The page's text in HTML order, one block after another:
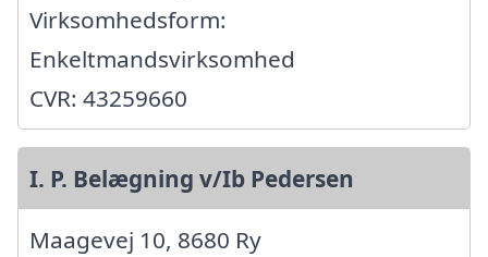
Virksomhedsform:
Enkeltmandsvirksomhed
CVR: 43259660
I. P. Belægning v/Ib Pedersen
Maagevej 10, 8680 Ry